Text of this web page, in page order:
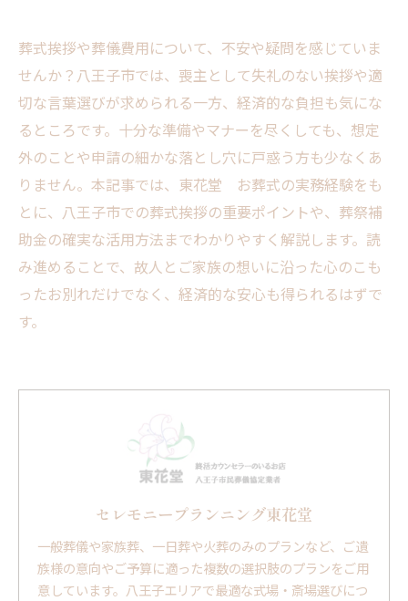
葬式挨拶や葬儀費用について、不安や疑問を感じていま
せんか？八王子市では、喪主として失礼のない挨拶や適
切な言葉選びが求められる一方、経済的な負担も気にな
るところです。十分な準備やマナーを尽くしても、想定
外のことや申請の細かな落とし穴に戸惑う方も少なくあ
りません。本記事では、東花堂 お葬式の実務経験をも
とに、八王子市での葬式挨拶の重要ポイントや、葬祭補
助金の確実な活用方法までわかりやすく解説します。読
み進めることで、故人とご家族の想いに沿った心のこも
ったお別れだけでなく、経済的な安心も得られるはずで
す。
セレモニープランニング東花堂
一般葬儀や家族葬、一日葬や火葬のみのプランなど、ご遺
族様の意向やご予算に適った複数の選択肢のプランをご用
意しています。八王子エリアで最適な式場・斎場選びにつ